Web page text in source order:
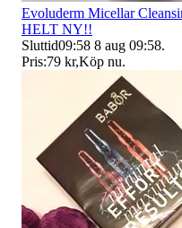
Evoluderm Micellar
HELT NY!!
Sluttid09:58 8 aug 09:58.
Pris:79 kr,Köp nu.